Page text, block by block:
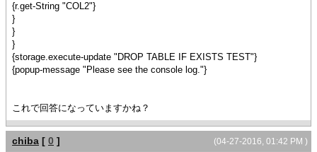
{r.get-String "COL2"}
}
}
}
{storage.execute-update "DROP TABLE IF EXISTS TEST"}
{popup-message "Please see the console log."}
これで回答になっていますかね？
(04-27-2016, 01:42 PM )
chiba [ 0 ]